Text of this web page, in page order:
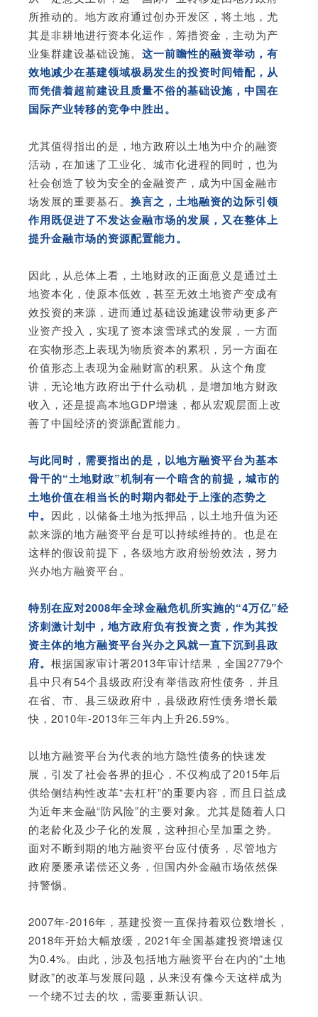
所推动的。地方政府通过创办开发区，将土地，尤
其是非耕地进行资本化运作，筹措资金，主动为产
业集群建设基础设施。这一前瞻性的融资举动，有
效地减少在基建领域极易发生的投资时间错配，从
而凭借着超前建设且质量不俗的基础设施，中国在
国际产业转移的竞争中胜出。
尤其值得指出的是，地方政府以土地为中介的融资
活动，在加速了工业化、城市化进程的同时，也为
社会创造了较为安全的金融资产，成为中国金融市
场发展的重要基石。换言之，土地融资的边际引领
作用既促进了不发达金融市场的发展，又在整体上
提升金融市场的资源配置能力。
因此，从总体上看，土地财政的正面意义是通过土
地资本化，使原本低效，甚至无效土地资产变成有
效投资的来源，进而通过基础设施建设带动更多产
业资产投入，实现了资本滚雪球式的发展，一方面
在实物形态上表现为物质资本的累积，另一方面在
价值形态上表现为金融财富的积累。从这个角度
讲，无论地方政府出于什么动机，是增加地方财政
收入，还是提高本地GDP增速，都从宏观层面上改
善了中国经济的资源配置能力。
与此同时，需要指出的是，以地方融资平台为基本
骨干的“土地财政”机制有一个暗含的前提，城市的
土地价值在相当长的时期内都处于上涨的态势之
中。 因此，以储备土地为抵押品，以土地升值为还
款来源的地方融资平台是可以持续维持的。也是在
这样的假设前提下，各级地方政府纷纷效法，努力
兴办地方融资平台。
特别在应对2008年全球金融危机所实施的“4万亿”经
济刺激计划中，地方政府负有投资之责，作为其投
资主体的地方融资平台兴办之风就一直下沉到县政
府。根据国家审计署2013年审计结果，全国2779个
县中只有54个县级政府没有举借政府性债务，并且
在省、市、县三级政府中，县级政府性债务增长最
快，2010年-2013年三年内上升26.59%。
以地方融资平台为代表的地方隐性债务的快速发
展，引发了社会各界的担心，不仅构成了2015年后
供给侧结构性改革“去杠杆”的重要内容，而且日益成
为近年来金融“防风险”的主要对象。尤其是随着人口
的老龄化及少子化的发展，这种担心呈加重之势。
面对不断到期的地方融资平台应付债务，尽管地方
政府屡屡承诺偿还义务，但国内外金融市场依然保
持警惕。
2007年-2016年，基建投资一直保持着双位数增长，
2018年开始大幅放缓，2021年全国基建投资增速仅
为0.4%。由此，涉及包括地方融资平台在内的“土地
财政”的改革与发展问题，从来没有像今天这样成为
一个绕不过去的坎，需要重新认识。